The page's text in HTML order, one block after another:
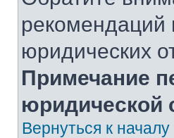
рекомендаций
юридических
Примечание
юридической
Вернуться к началу